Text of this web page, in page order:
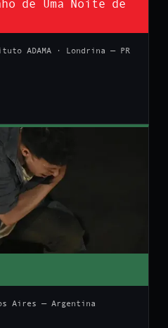
de Uma Noite de
ADAMA · Londrina — PR
Aires — Argentina